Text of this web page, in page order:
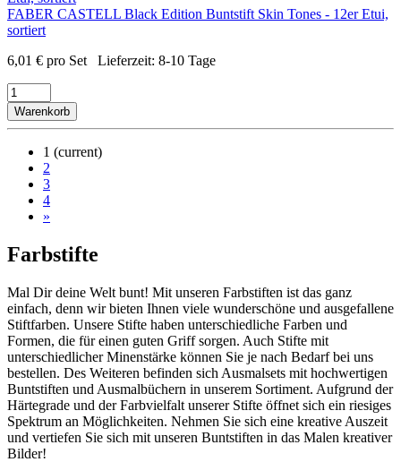
FABER CASTELL Black Edition Buntstift Skin Tones - 12er Etui,
sortiert
6,01 € pro Set Lieferzeit: 8-10 Tage
Warenkorb
1 (current)
2
3
4
»
Farbstifte
Mal Dir deine Welt bunt! Mit unseren Farbstiften ist das ganz
einfach, denn wir bieten Ihnen viele wunderschöne und ausgefallene
Stiftfarben. Unsere Stifte haben unterschiedliche Farben und
Formen, die für einen guten Griff sorgen. Auch Stifte mit
unterschiedlicher Minenstärke können Sie je nach Bedarf bei uns
bestellen. Des Weiteren befinden sich Ausmalsets mit hochwertigen
Buntstiften und Ausmalbüchern in unserem Sortiment. Aufgrund der
Härtegrade und der Farbvielfalt unserer Stifte öffnet sich ein riesiges
Spektrum an Möglichkeiten. Nehmen Sie sich eine kreative Auszeit
und vertiefen Sie sich mit unseren Buntstiften in das Malen kreativer
Bilder!